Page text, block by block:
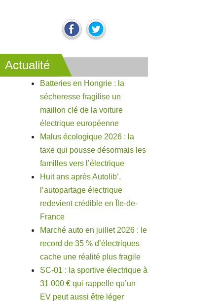
Actualité
Batteries en Hongrie : la
sécheresse fragilise un
maillon clé de la voiture
électrique européenne
Malus écologique 2026 : la
taxe qui pousse désormais les
familles vers l’électrique
Huit ans après Autolib’,
l’autopartage électrique
redevient crédible en Île-de-
France
Marché auto en juillet 2026 : le
record de 35 % d’électriques
cache une réalité plus fragile
SC-01 : la sportive électrique à
31 000 € qui rappelle qu’un
EV peut aussi être léger